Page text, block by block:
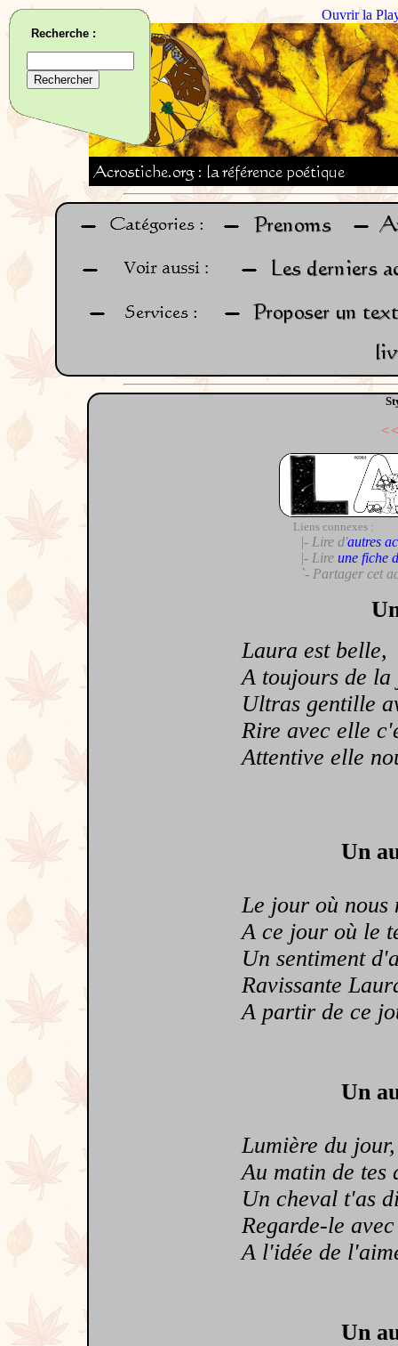
Ouvrir la
Liens connexes :
|- Lire d'autres
|- Lire une fiche
`- Partager cet
Laura est belle,
A toujours de la
Ultras gentille
Rire avec elle
Attentive elle
Un
Le jour où nous
A ce jour où le
Un sentiment
Ravissante
A partir de ce
Un
Lumière du jour,
Au matin de tes
Un cheval t'as
Regarde-le avec
A l'idée de
Un
Recherche :